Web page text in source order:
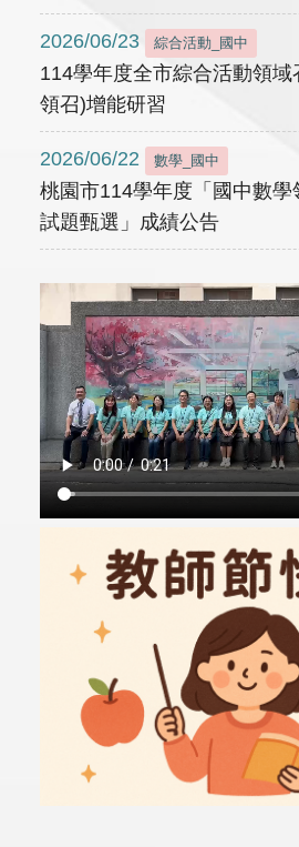
2026/06/23 綜合活動_國中
114學年度全市綜合活動領
領召)增能研習
2026/06/22 數學_國中
桃園市114學年度「國中數學
試題甄選」成績公告